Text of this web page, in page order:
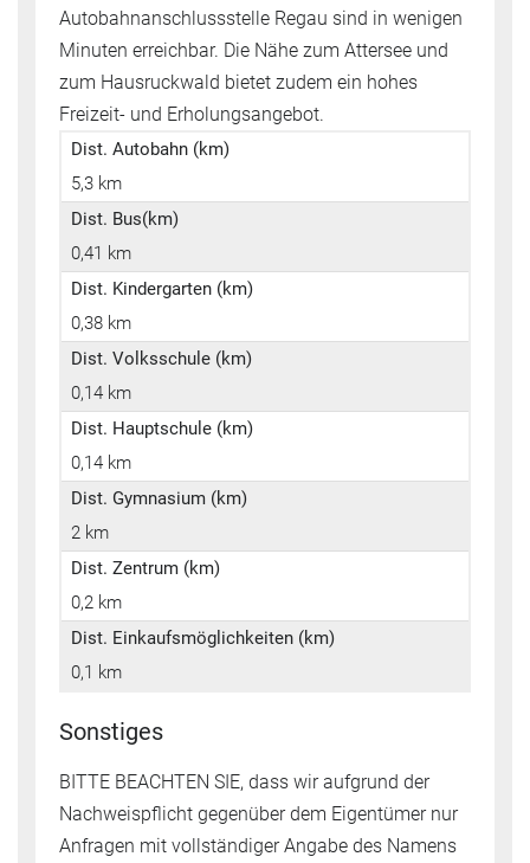
Autobahnanschlussstelle Regau sind in wenigen
Minuten erreichbar. Die Nähe zum Attersee und
zum Hausruckwald bietet zudem ein hohes
Freizeit- und Erholungsangebot.
Dist. Autobahn (km)
5,3 km
Dist. Bus(km)
0,41 km
Dist. Kindergarten (km)
0,38 km
Dist. Volksschule (km)
0,14 km
Dist. Hauptschule (km)
0,14 km
Dist. Gymnasium (km)
2 km
Dist. Zentrum (km)
0,2 km
Dist. Einkaufsmöglichkeiten (km)
0,1 km
Sonstiges
BITTE BEACHTEN SIE, dass wir aufgrund der
Nachweispflicht gegenüber dem Eigentümer nur
Anfragen mit vollständiger Angabe des Namens